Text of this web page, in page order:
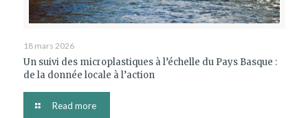
18 mars 2026
Un suivi des microplastiques à l’échelle du Pays Basque :
de la donnée locale à l’action
Read more